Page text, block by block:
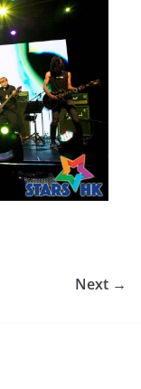
Next →